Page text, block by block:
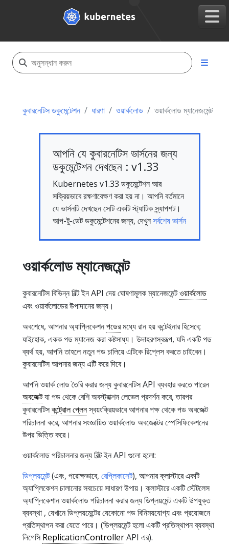
কুবারনেটিস ডকুমেন্টেশন ধারণা ওয়ার্কলোড ওয়ার্কলোড ম্যানেজমেন্ট
আপনি যে কুবারনেটিস ভার্সনের জন্য
ডকুমেন্টেশন দেখছেন : v1.33
Kubernetes v1.33 ডকুমেন্টেশন আর
সক্রিয়ভাবে রক্ষণাবেক্ষণ করা হয় না। আপনি বর্তমানে
যে ভার্সনটি দেখছেন সেটি একটি স্ট্যাটিক স্ন্যাপশট।
আপ-টু-ডেট ডকুমেন্টেশনের জন্য, দেখুনসর্বশেষ ভার্সন
ওয়ার্কলোড ম্যানেজমেন্ট
কুবারনেটিস বিভিন্ন বিল্ট ইন API দেয় ঘোষণামূলক ম্যানেজমেন্টওয়ার্কলোড
এবং ওয়ার্কলোডের উপাদানের জন্য।
অবশেষে, আপনার অ্যাপ্লিকেশনপডেরমধ্যে রান হয় কন্টেইনার হিসেবে;
যাইহোক, একক পড ম্যানেজ করা কষ্টসাধ্য। উদাহরণস্বরূপ, যদি একটি পড
ব্যর্থ হয়, আপনি তাহলে নতুন পড চালিয়ে এটিকে রিপ্লেস করতে চাইবেন।
কুবারনেটিস আপনার জন্য এটি করে দিবে।
আপনি ওয়ার্ক লোড তৈরি করার জন্য কুবারনেটিস API ব্যবহার করতে পারেন
অবজেক্টযা পড থেকে বেশি অবস্ট্রাক্শন লেভেল প্রদর্শন করে, তারপর
কুবারনেটিসকন্ট্রোল প্লেনস্বয়ংক্রিয়ভাবে আপনার পক্ষ থেকে পড অবজেক্ট
পরিচালনা করে, আপনার সংজ্ঞায়িত ওয়ার্কলোড অবজেক্টের স্পেসিফিকেশনের
উপর ভিত্তি করে।
ওয়ার্কলোড পরিচালনার জন্য বিল্ট ইন API গুলো হলো:
ডিপ্লয়মেন্ট(এবং, পরোক্ষভাবে, রেপ্লিকাসেট), আপনার ক্লাস্টারে একটি
অ্যাপ্লিকেশন চালানোর সবচেয়ে সাধারণ উপায়। ক্লাস্টারে একটি স্টেটলেস
অ্যাপ্লিকেশান ওয়ার্কলোড পরিচালনা করার জন্য ডিপ্লয়মেন্ট একটি উপযুক্ত
ব্যবস্থা , যেখানে ডিপ্লয়মেন্টের যেকোনো পড বিনিময়যোগ্য এবং প্রয়োজনে
প্রতিস্থাপন করা যেতে পারে। (ডিপ্লয়মেন্ট হলো একটি প্রতিস্থাপন ব্যবস্থা
লিগেসি ReplicationControllerAPI এর).